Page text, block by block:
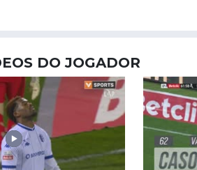
DO JOGADOR